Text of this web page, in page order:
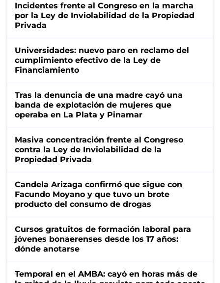
Incidentes frente al Congreso en la marcha
por la Ley de Inviolabilidad de la Propiedad
Privada
Universidades: nuevo paro en reclamo del
cumplimiento efectivo de la Ley de
Financiamiento
Tras la denuncia de una madre cayó una
banda de explotación de mujeres que
operaba en La Plata y Pinamar
Masiva concentración frente al Congreso
contra la Ley de Inviolabilidad de la
Propiedad Privada
Candela Arizaga confirmó que sigue con
Facundo Moyano y que tuvo un brote
producto del consumo de drogas
Cursos gratuitos de formación laboral para
jóvenes bonaerenses desde los 17 años:
dónde anotarse
Temporal en el AMBA: cayó en horas más de